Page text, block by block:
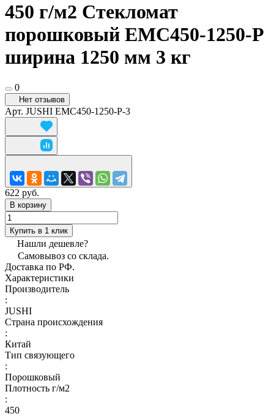
450 г/м2 Стекломат
порошковый EMC450-1250-P
ширина 1250 мм 3 кг
0
Нет отзывов
Арт. JUSHI EMC450-1250-P-3
622 руб.
В корзину
Купить в 1 клик
Нашли дешевле?
Самовывоз со склада.
Доставка по РФ.
Характеристики
Производитель
:
JUSHI
Страна происхождения
:
Китай
Тип связующего
:
Порошковый
Плотность г/м2
:
450